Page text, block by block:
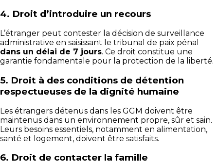
4. Droit d’introduire un recours
L’étranger peut contester la décision de surveillance
administrative en saisissant le tribunal de paix pénal
dans un délai de 7 jours. Ce droit constitue une
garantie fondamentale pour la protection de la liberté.
5. Droit à des conditions de détention
respectueuses de la dignité humaine
Les étrangers détenus dans les GGM doivent être
maintenus dans un environnement propre, sûr et sain.
Leurs besoins essentiels, notamment en alimentation,
santé et logement, doivent être satisfaits.
6. Droit de contacter la famille